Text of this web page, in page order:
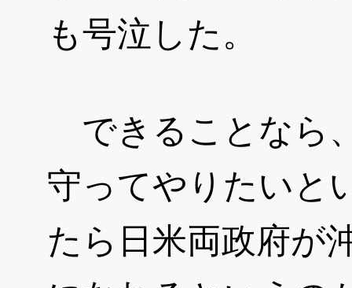
も号泣した。
できることなら
守ってやりたいと
たら日米両政府が